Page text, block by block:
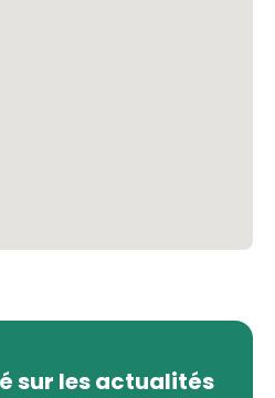
sur les actualités